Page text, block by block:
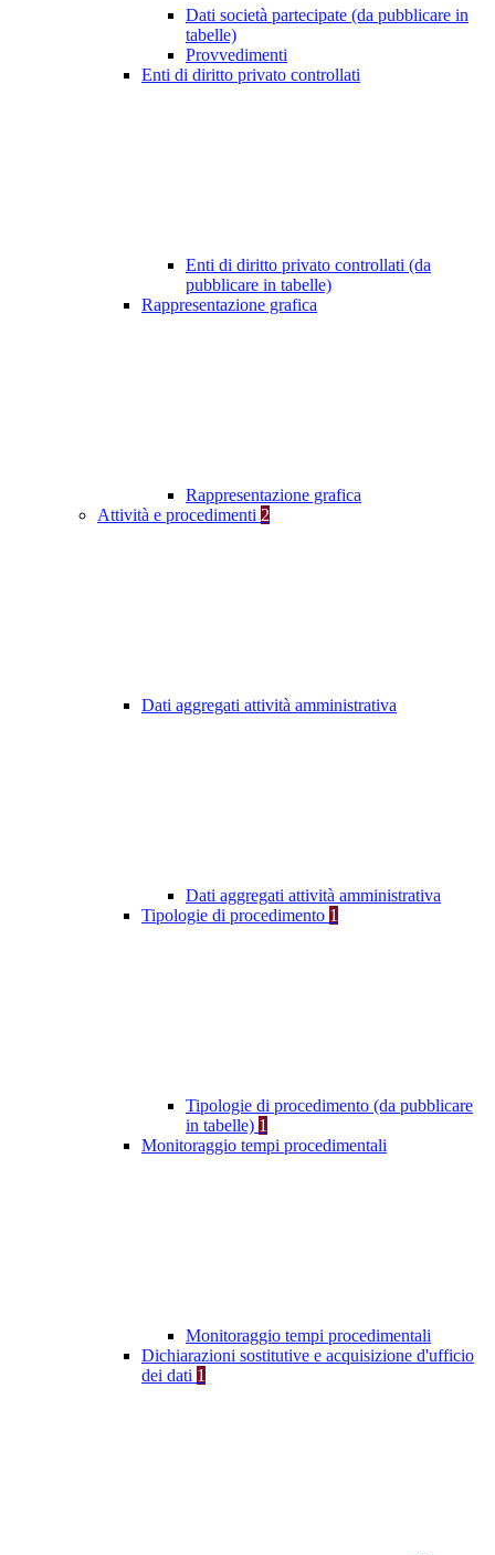
Dati società partecipate (da pubblicare in
tabelle)
Provvedimenti
Enti di diritto privato controllati
Enti di diritto privato controllati (da
pubblicare in tabelle)
Rappresentazione grafica
Rappresentazione grafica
Attività e procedimenti 2
Dati aggregati attività amministrativa
Dati aggregati attività amministrativa
Tipologie di procedimento 1
Tipologie di procedimento (da pubblicare
in tabelle) 1
Monitoraggio tempi procedimentali
Monitoraggio tempi procedimentali
Dichiarazioni sostitutive e acquisizione d'ufficio
dei dati 1